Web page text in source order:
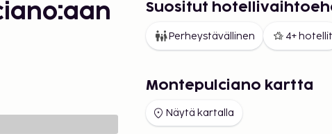
Suositut
Perheystävällinen 4+ hotellit
Montepulciano kartta
Näytä kartalla